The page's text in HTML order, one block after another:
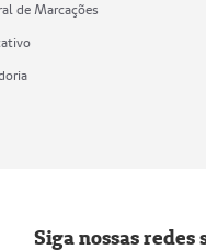
de Marcações
Siga nossas redes